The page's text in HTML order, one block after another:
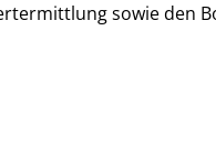
sowie den